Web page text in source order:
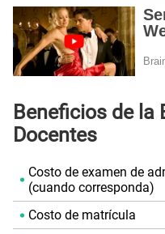
Beneficios de la
Docentes
Costo de examen de
(cuando corresponda)
Costo de matrícula